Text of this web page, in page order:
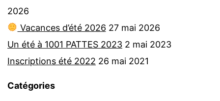
2026
Vacances d’été 2026 27 mai 2026
Un été à 1001 PATTES 2023 2 mai 2023
Inscriptions été 2022 26 mai 2021
Catégories